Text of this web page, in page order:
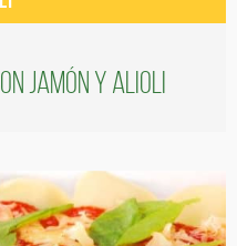
jamón y alioli